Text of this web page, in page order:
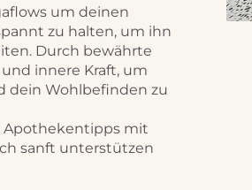
um deinen
zu halten, um ihn
Durch bewährte
innere Kraft, um
dein Wohlbefinden zu
Apothekentipps mit
sanft unterstützen